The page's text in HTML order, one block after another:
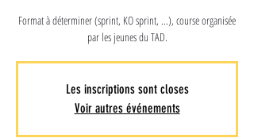
Format à déterminer (sprint, KO sprint, ...), course organisée
par les jeunes du TAD.
Les inscriptions sont closes
Voir autres événements